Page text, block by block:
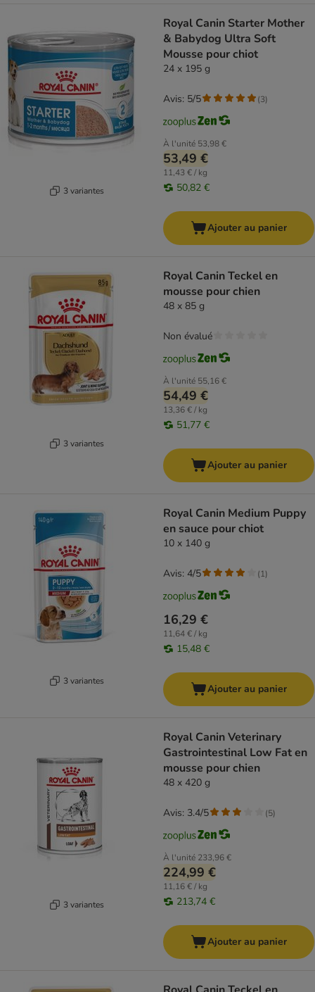
3 variantes
Royal Canin Starter Mother
& Babydog Ultra Soft
Mousse pour chiot
24 x 195 g
À l'unité 53,98 €
53,49 €
11,43 € / kg
50,82 €
Avis: 5/5 (3)
Ajouter au panier
3 variantes
Royal Canin Teckel en
mousse pour chien
48 x 85 g
À l'unité 55,16 €
54,49 €
13,36 € / kg
51,77 €
Non évalué
Ajouter au panier
3 variantes
Royal Canin Medium Puppy
en sauce pour chiot
10 x 140 g
16,29 €
11,64 € / kg
15,48 €
Avis: 4/5 (1)
Ajouter au panier
3 variantes
Royal Canin Veterinary
Gastrointestinal Low Fat en
mousse pour chien
48 x 420 g
À l'unité 233,96 €
224,99 €
11,16 € / kg
213,74 €
Avis: 3.4/5 (5)
Ajouter au panier